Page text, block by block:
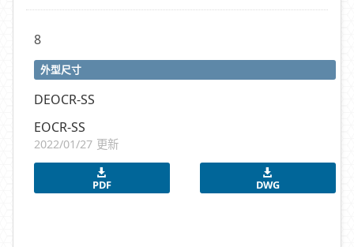
8
外型尺寸
DEOCR-SS
EOCR-SS
2022/01/27 更新
PDF DWG